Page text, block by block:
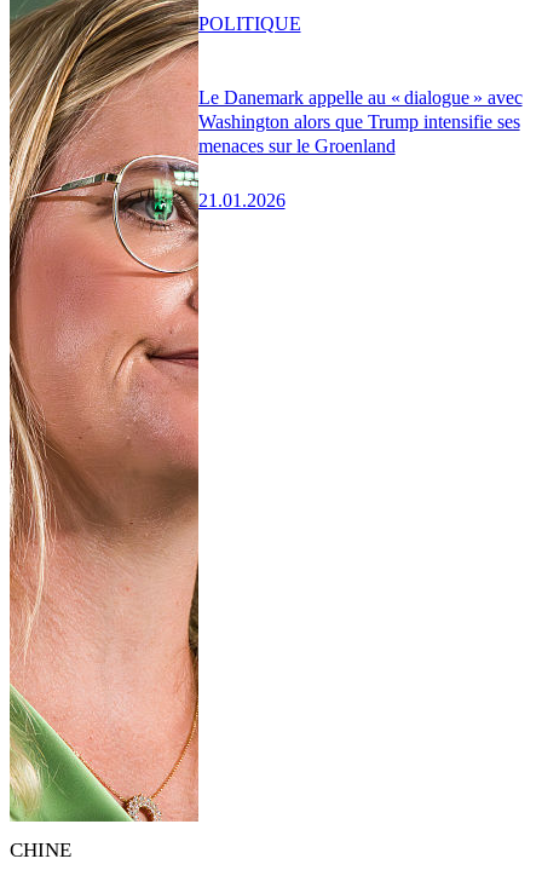
Le Danemark appelle au « dialogue » avec
Washington alors que Trump intensifie ses
menaces sur le Groenland
21.01.2026
POLITIQUE
CHINE